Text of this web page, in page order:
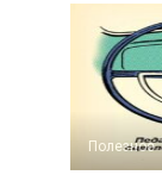
Полезное